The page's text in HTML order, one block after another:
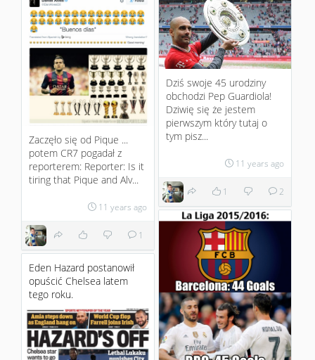
Zaczęło się od Pique ...
potem CR7 pogadał z
reporterem: Reporter: Is it
tiring that Pique and Alv...
11 years ago
1
Dziś swoje 45 urodziny
obchodzi Pep Guardiola!
Dziwię się że jestem
pierwszym który tutaj o
tym pisz...
11 years ago
1 2
Eden Hazard postanowił
opuścić Chelsea latem
tego roku.